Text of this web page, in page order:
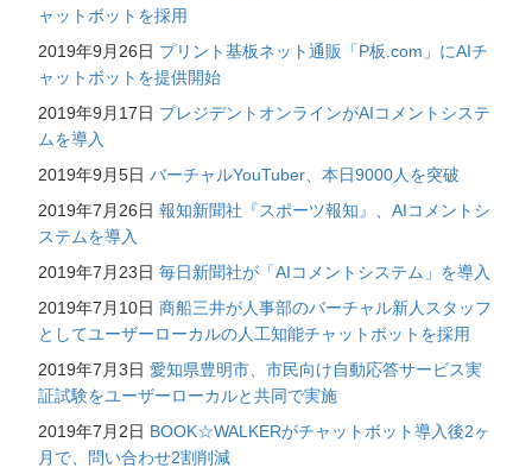
ャットボットを採用
2019年9月26日 プリント基板ネット通販「P板.com」にAIチ
ャットボットを提供開始
2019年9月17日 プレジデントオンラインがAIコメントシステ
ムを導入
2019年9月5日 バーチャルYouTuber、本日9000人を突破
2019年7月26日 報知新聞社『スポーツ報知』、AIコメントシ
ステムを導入
2019年7月23日 毎日新聞社が「AIコメントシステム」を導入
2019年7月10日 商船三井が人事部のバーチャル新人スタッフ
としてユーザーローカルの人工知能チャットボットを採用
2019年7月3日 愛知県豊明市、市民向け自動応答サービス実
証試験をユーザーローカルと共同で実施
2019年7月2日 BOOK☆WALKERがチャットボット導入後2ヶ
月で、問い合わせ2割削減